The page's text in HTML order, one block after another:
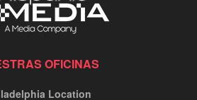
OFICINAS
Location